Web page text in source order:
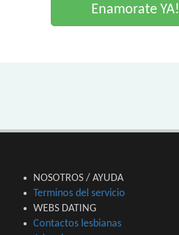
Enamorate YA!
NOSOTROS / AYUDA
Terminos del servicio
WEBS DATING
Contactos lesbianas